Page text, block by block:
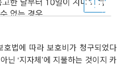
법에 따라 보호비가 청구되었다
닌 ‘지자체’에 지불하는 것이지 카